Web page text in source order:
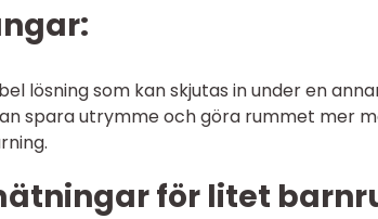
lösning som kan skjutas in under en
spara utrymme och göra rummet mer
för litet